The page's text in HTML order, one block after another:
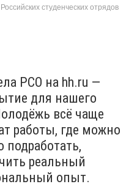
студенческих отрядов
РСО на hh.ru —
для нашего
всё чаще
работы, где можно
подработать,
реальный
опыт.